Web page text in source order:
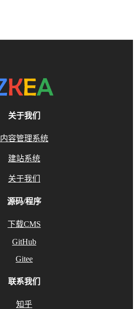
关于我们
内容管理系统
建站系统
关于我们
源码/程序
下载CMS
GitHub
Gitee
联系我们
知乎